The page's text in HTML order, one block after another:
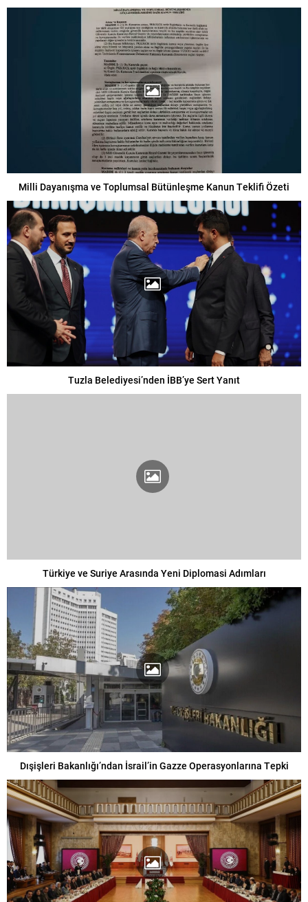
Milli Dayanışma ve Toplumsal Bütünleşme Kanun Teklifi Özeti
Tuzla Belediyesi’nden İBB’ye Sert Yanıt
Türkiye ve Suriye Arasında Yeni Diplomasi Adımları
Dışişleri Bakanlığı’ndan İsrail’in Gazze Operasyonlarına Tepki